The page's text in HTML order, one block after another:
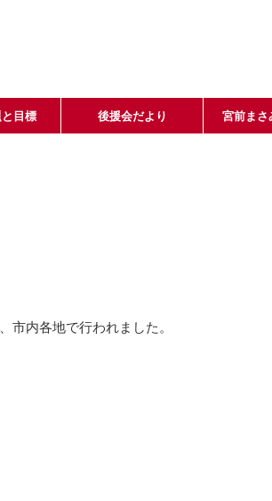
目標 後援会だより 宮前まさ
市内各地で行われました。